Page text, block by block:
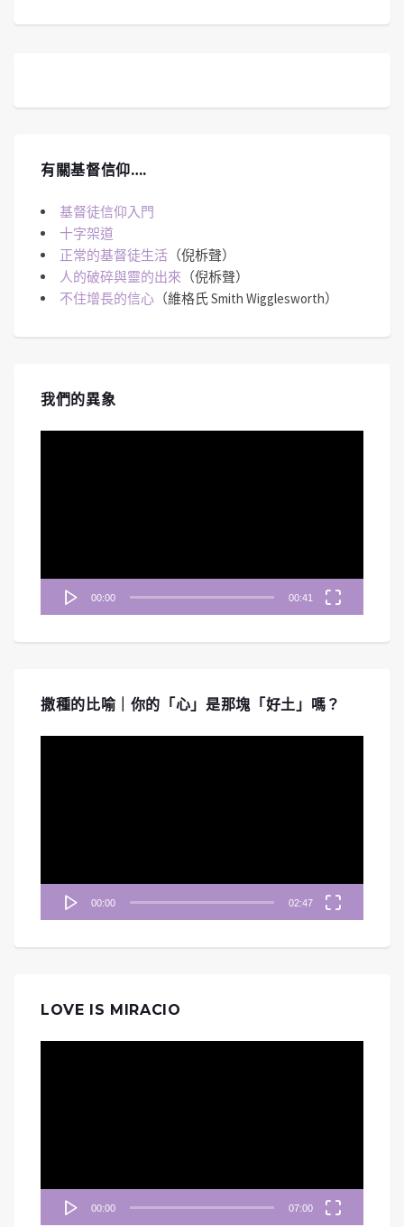
有關基督信仰….
基督徒信仰入門
十字架道
正常的基督徒生活 （倪柝聲）
人的破碎與靈的出來 （倪柝聲）
不住增長的信心 （維格氏 Smith Wigglesworth）
我們的異象
00:00 00:41
撒種的比喻｜你的「心」是那塊「好土」嗎？
00:00 02:47
LOVE IS MIRACIO
00:00 07:00